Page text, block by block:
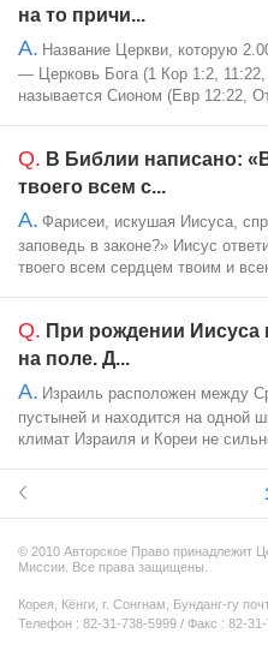
на то причи...
A. Название Церкви, которую
— Церковь Бога (1 Кор 1:2,
называется Сионом (Евр 12:22,
Q. В Библии написано:
твоего всем с...
A. Фарисеи, искушая Иисуса,
заповедь в законе?» Иисус
твоего всем сердцем твоим и
Q. При рождении Иисуса
на поле. Д...
A. Израиль расположен между
пустыней и находится на одной
климат Израиля и Кореи не
© 2010 Авторское Право принадлежит
Миссии. Все права защищены.
Корея, Кёнги, г. Сонгнам, Бунданг-гу
Телефон : 82-31-738-5999 / Факс : 82-